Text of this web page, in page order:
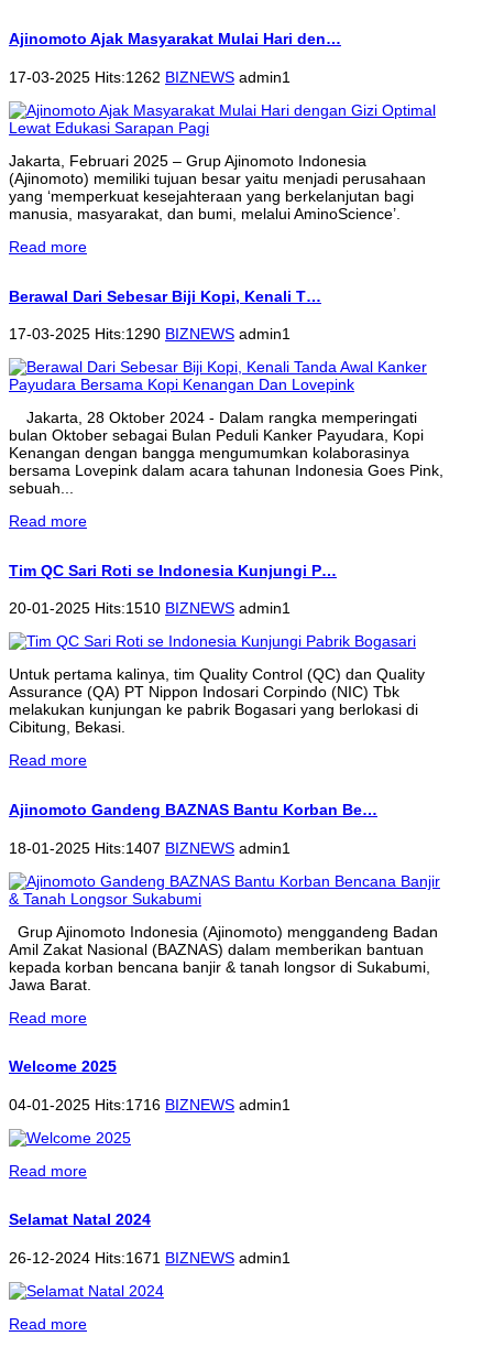
Ajinomoto Ajak Masyarakat Mulai Hari den…
17-03-2025 Hits:1262 BIZNEWS admin1
Jakarta, Februari 2025 – Grup Ajinomoto Indonesia
(Ajinomoto) memiliki tujuan besar yaitu menjadi perusahaan
yang ‘memperkuat kesejahteraan yang berkelanjutan bagi
manusia, masyarakat, dan bumi, melalui AminoScience’.
Read more
Berawal Dari Sebesar Biji Kopi, Kenali T…
17-03-2025 Hits:1290 BIZNEWS admin1
Jakarta, 28 Oktober 2024 - Dalam rangka memperingati
bulan Oktober sebagai Bulan Peduli Kanker Payudara, Kopi
Kenangan dengan bangga mengumumkan kolaborasinya
bersama Lovepink dalam acara tahunan Indonesia Goes Pink,
sebuah...
Read more
Tim QC Sari Roti se Indonesia Kunjungi P…
20-01-2025 Hits:1510 BIZNEWS admin1
Untuk pertama kalinya, tim Quality Control (QC) dan Quality
Assurance (QA) PT Nippon Indosari Corpindo (NIC) Tbk
melakukan kunjungan ke pabrik Bogasari yang berlokasi di
Cibitung, Bekasi.
Read more
Ajinomoto Gandeng BAZNAS Bantu Korban Be…
18-01-2025 Hits:1407 BIZNEWS admin1
Grup Ajinomoto Indonesia (Ajinomoto) menggandeng Badan
Amil Zakat Nasional (BAZNAS) dalam memberikan bantuan
kepada korban bencana banjir & tanah longsor di Sukabumi,
Jawa Barat.
Read more
Welcome 2025
04-01-2025 Hits:1716 BIZNEWS admin1
Read more
Selamat Natal 2024
26-12-2024 Hits:1671 BIZNEWS admin1
Read more